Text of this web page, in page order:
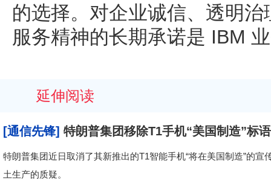
的选择。对企业诚信、透明
服务精神的长期承诺是 IBM
延伸阅读
[通信先锋] 特朗普集团移除T1手机“美国制造”标
特朗普集团近日取消了其新推出的T1智能手机“将在美国制造”的
土生产的质疑。